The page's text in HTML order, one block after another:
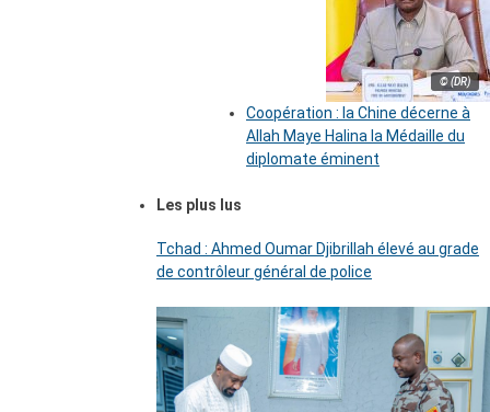
© (DR)
Coopération : la Chine décerne à
Allah Maye Halina la Médaille du
diplomate éminent
Les plus lus
Tchad : Ahmed Oumar Djibrillah élevé au grade
de contrôleur général de police